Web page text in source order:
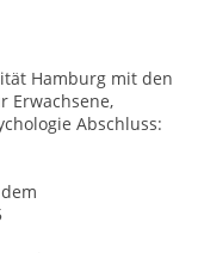
Hamburg mit den
Erwachsene,
Abschluss: